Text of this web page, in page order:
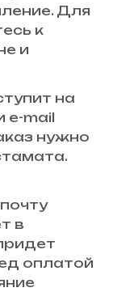
Для
к
и
на
e-mail
нужно
в
оплатой